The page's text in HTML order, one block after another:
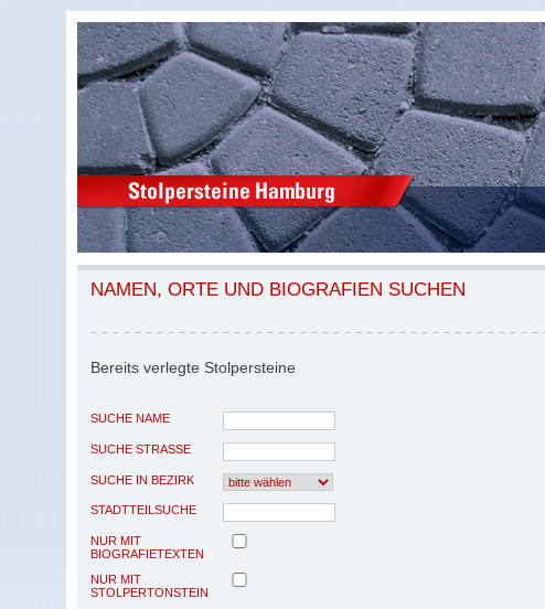
NAMEN, ORTE UND BIOGRAFIEN SUCHEN
Bereits verlegte Stolpersteine
SUCHE NAME
SUCHE STRASSE
SUCHE IN BEZIRK
STADTTEILSUCHE
NUR MIT
BIOGRAFIETEXTEN
NUR MIT
STOLPERTONSTEIN